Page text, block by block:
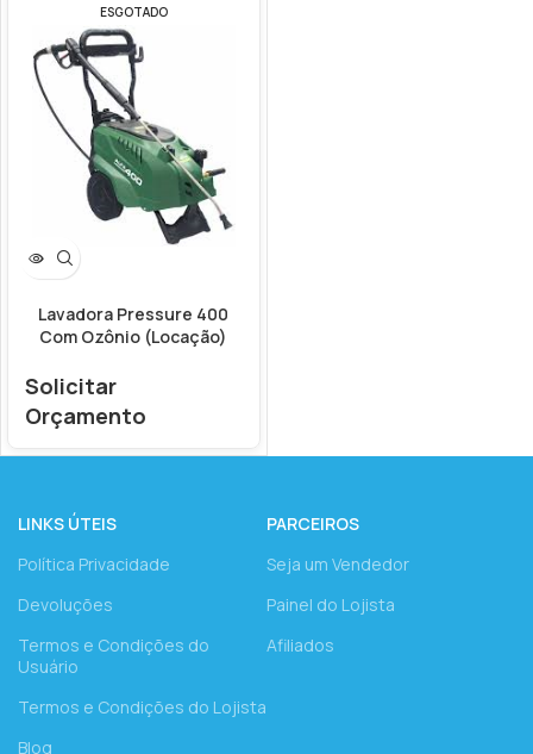
ESGOTADO
Lavadora Pressure 400
Com Ozônio (Locação)
Solicitar
Orçamento
LINKS ÚTEIS
Política Privacidade
Devoluções
Termos e Condições do
Usuário
Termos e Condições do Lojista
Blog
PARCEIROS
Seja um Vendedor
Painel do Lojista
Afiliados